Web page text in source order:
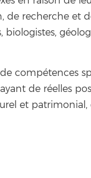
de recherche et
compétences
de réelles
et